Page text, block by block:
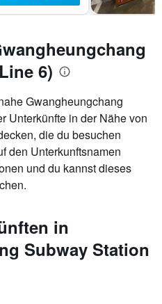
6)
Gwangheungchang
Unterkünfte in der Nähe von
die du besuchen
den Unterkunftsnamen
und du kannst dieses
in
Subway Station